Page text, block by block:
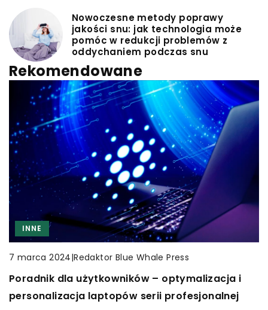
Nowoczesne metody poprawy
jakości snu: jak technologia może
pomóc w redukcji problemów z
oddychaniem podczas snu
Rekomendowane
CZAS WOLNY INNE
18 grudnia 2024|Redaktor Blue Whale Press
Wciągające hobby: jak rozpocząć przygodę z
malarstwem akwarelowym?
CZAS WOLNY RĘKODZIEŁO
18 marca 2026|Redaktor Blue Whale Press
Sztuka rzemiosła: Jak powstają unikalne
skórzane akcesoria łączące tradycję z
INNE
7 marca 2024|Redaktor Blue Whale Press
Poradnik dla użytkowników – optymalizacja i
personalizacja laptopów serii profesjonalnej